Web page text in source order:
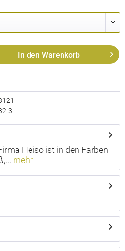
In den Warenkorb
3
Heiso ist in den Farben
mehr